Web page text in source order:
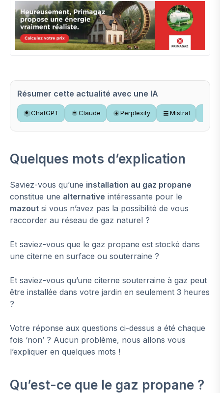
Résumer cette actualité avec une IA
ChatGPT Claude Perplexity Mistral
Quelques mots d’explication
Saviez-vous qu’une installation au gaz propane
constitue une alternative intéressante pour le
mazout si vous n’avez pas la possibilité de vous
raccorder au réseau de gaz naturel ?
Et saviez-vous que le gaz propane est stocké dans
une citerne en surface ou souterraine ?
Et saviez-vous qu’une citerne souterraine à gaz peut
être installée dans votre jardin en seulement 3 heures
?
Votre réponse aux questions ci-dessus a été chaque
fois ‘non’ ? Aucun problème, nous allons vous
l’expliquer en quelques mots !
Qu’est-ce que le gaz propane ?